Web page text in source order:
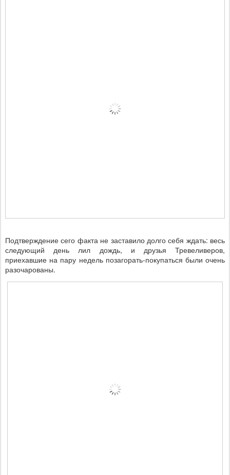
Подтверждение сего факта не заставило долго себя ждать: весь
следующий день лил дождь, и друзья Тревеливеров,
приехавшие на пару недель позагорать-покупаться были очень
разочарованы.